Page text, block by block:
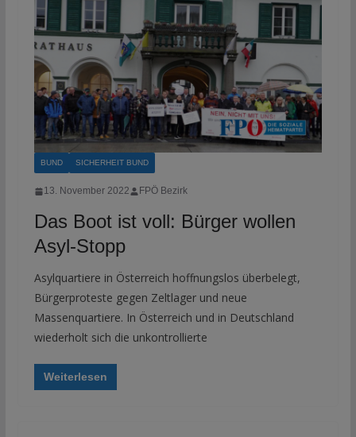
BUND SICHERHEIT BUND
13. November 2022 FPÖ Bezirk
Das Boot ist voll: Bürger wollen
Asyl-Stopp
Asylquartiere in Österreich hoffnungslos überbelegt,
Bürgerproteste gegen Zeltlager und neue
Massenquartiere. In Österreich und in Deutschland
wiederholt sich die unkontrollierte
Weiterlesen